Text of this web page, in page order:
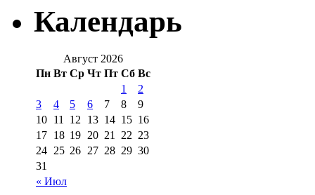
Календарь
Август 2026
Пн Вт Ср Чт Пт Сб Вс
« Июл
1
2
3
4 5 6 7 8
9
10 11 12 13 14 15 16
17 18 19 20 21 22 23
24 25 26 27 28 29 30
31